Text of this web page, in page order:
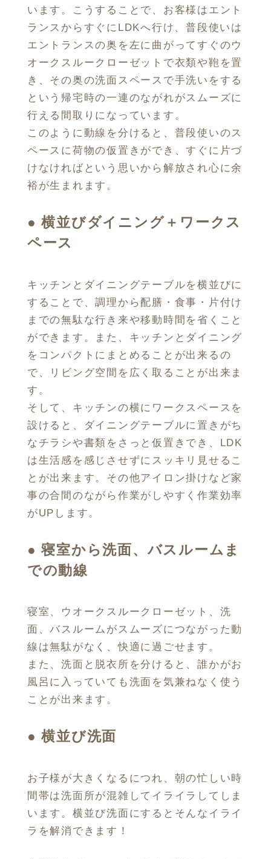
います。こうすることで、お客様はエント
ランスからすぐにLDKへ行け、普段使いは
エントランスの奥を左に曲がってすぐのウ
オークスルークローゼットで衣類や鞄を置
き、その奥の洗面スペースで手洗いをする
という帰宅時の一連のながれがスムーズに
行える間取りになっています。
このように動線を分けると、普段使いのス
ペースに荷物の仮置きができ、すぐに片づ
けなければという思いから解放され心に余
裕が生まれます。
● 横並びダイニング＋ワークス
ペース
キッチンとダイニングテーブルを横並びに
することで、調理から配膳・食事・片付け
までの無駄な行き来や移動時間を省くこと
ができます。また、キッチンとダイニング
をコンパクトにまとめることが出来るの
で、リビング空間を広く取ることが出来ま
す。
そして、キッチンの横にワークスペースを
設けると、ダイニングテーブルに置きがち
なチラシや書類をさっと仮置きでき、LDK
は生活感を感じさせずにスッキリ見せるこ
とが出来ます。その他アイロン掛けなど家
事の合間のながら作業がしやすく作業効率
がUPします。
● 寝室から洗面、バスルームま
での動線
寝室、ウオークスルークローゼット、洗
面、バスルームがスムーズにつながった動
線は無駄がなく、快適に過ごせます。
また、洗面と脱衣所を分けると、誰かがお
風呂に入っていても洗面を気兼ねなく使う
ことが出来ます。
● 横並び洗面
お子様が大きくなるにつれ、朝の忙しい時
間帯は洗面所が混雑してイライラしてしま
います。横並び洗面にするとそんなイライ
ラを解消できます！